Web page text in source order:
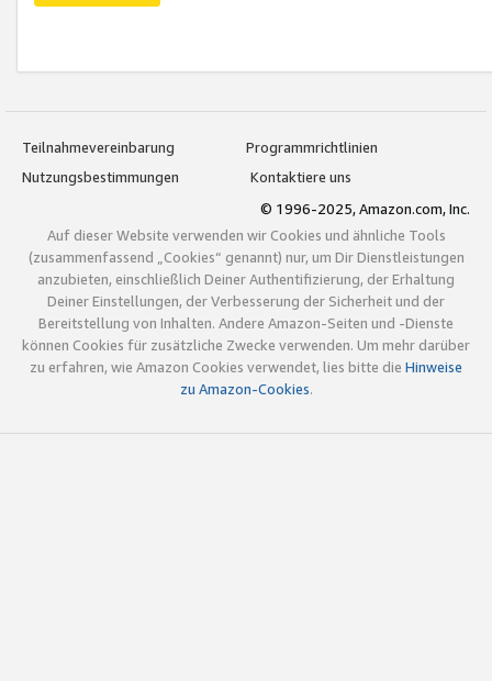
Teilnahmevereinbarung
Programmrichtlinien
Nutzungsbestimmungen
Kontaktiere uns
© 1996-2025, Amazon.com, Inc.
Auf dieser Website verwenden wir Cookies und ähnliche Tools
(zusammenfassend „Cookies“ genannt) nur, um Dir Dienstleistungen
anzubieten, einschließlich Deiner Authentifizierung, der Erhaltung
Deiner Einstellungen, der Verbesserung der Sicherheit und der
Bereitstellung von Inhalten. Andere Amazon-Seiten und -Dienste
können Cookies für zusätzliche Zwecke verwenden. Um mehr darüber
zu erfahren, wie Amazon Cookies verwendet, lies bitte die Hinweise
zu Amazon-Cookies.